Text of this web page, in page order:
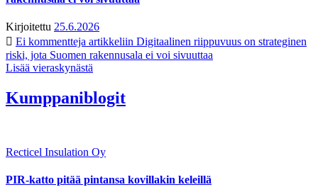
Kirjoitettu 25.6.2026
Ei kommentteja artikkeliin Digitaalinen riippuvuus on strateginen
riski, jota Suomen rakennusala ei voi sivuuttaa
Lisää vieraskynästä
Kumppaniblogit
Recticel Insulation Oy
PIR-katto pitää pintansa kovillakin keleillä